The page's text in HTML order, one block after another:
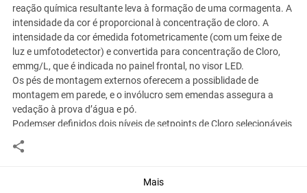
reação química resultante leva à formação de uma cormagenta. A
intensidade da cor é proporcional à concentração de cloro. A
intensidade da cor émedida fotometricamente (com um feixe de
luz e umfotodetector) e convertida para concentração de Cloro,
emmg/L, que é indicada no painel frontal, no visor LED.
Os pés de montagem externos oferecem a possiblidade de
montagem em parede, e o invólucro sem emendas assegura a
vedação à prova d’água e pó.
Podemser definidos dois níveis de setpoints de Cloro selecionáveis
pelo operador: um setpoint de dosagem proporcional e um set
point de alarme. Ambos os setpoints controlam um relé SPDT.
Você assume toda a responsabilidade pela cotação deste item. Você acha que
Mais